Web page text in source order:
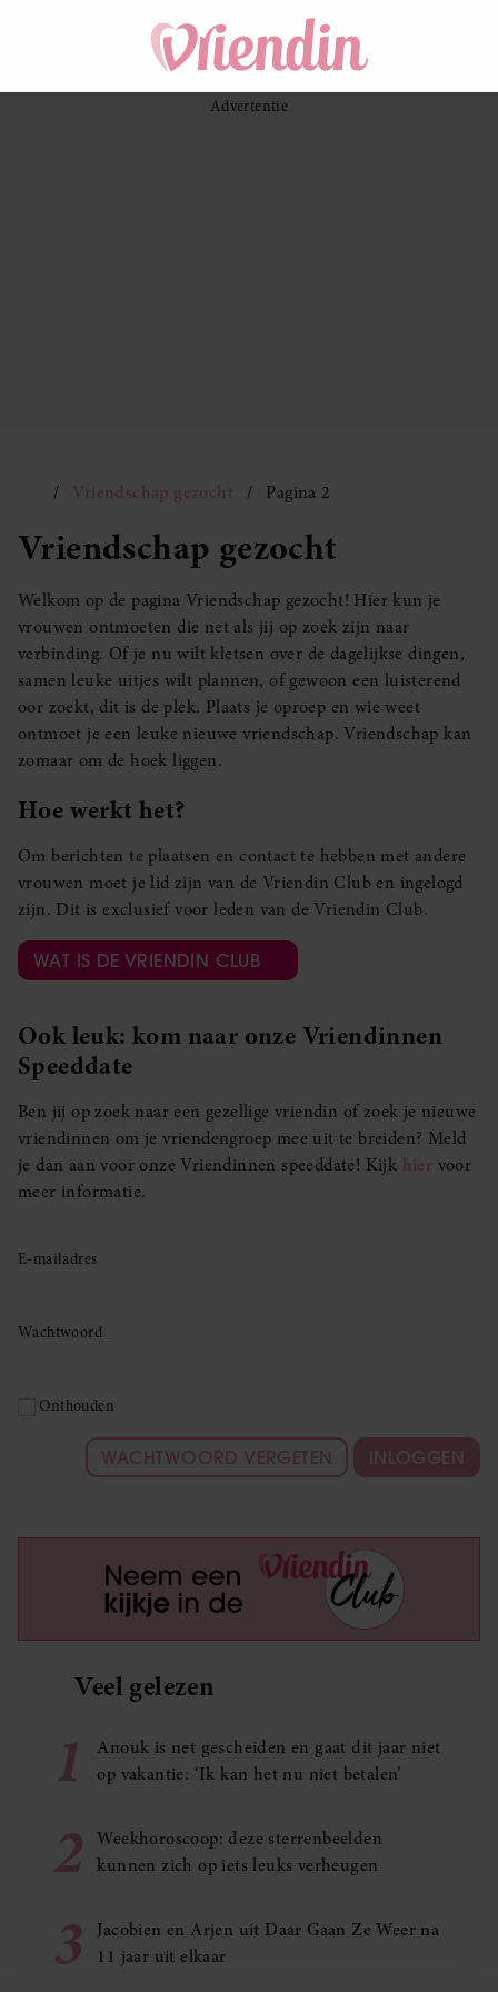
Vriendschap gezocht Pagina 2
Vriendschap gezocht
Welkom op de pagina Vriendschap gezocht! Hier kun je
vrouwen ontmoeten die net als jij op zoek zijn naar
verbinding. Of je nu wilt kletsen over de dagelijkse dingen,
samen leuke uitjes wilt plannen, of gewoon een luisterend
oor zoekt, dit is de plek. Plaats je oproep en wie weet
ontmoet je een leuke nieuwe vriendschap. Vriendschap kan
zomaar om de hoek liggen.
Hoe werkt het?
Om berichten te plaatsen en contact te hebben met andere
vrouwen moet je lid zijn van de Vriendin Club en ingelogd
zijn. Dit is exclusief voor leden van de Vriendin Club.
WAT IS DE VRIENDIN CLUB
Ook leuk: kom naar onze Vriendinnen
Speeddate
Ben jij op zoek naar een gezellige vriendin of zoek je nieuwe
vriendinnen om je vriendengroep mee uit te breiden? Meld
je dan aan voor onze Vriendinnen speeddate! Kijk hier voor
meer informatie.
E-mailadres
Wachtwoord
Onthouden
WACHTWOORD VERGETEN INLOGGEN
Veel gelezen
1
Anouk is net gescheiden en gaat dit jaar niet
op vakantie: ‘Ik kan het nu niet betalen’
2
Weekhoroscoop: deze sterrenbeelden
kunnen zich op iets leuks verheugen
3
Jacobien en Arjen uit Daar Gaan Ze Weer na
11 jaar uit elkaar